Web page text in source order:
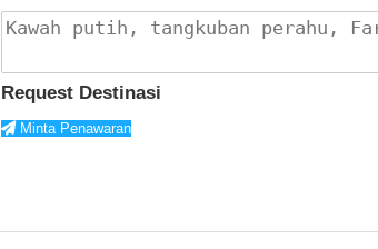
Request Destinasi
Minta Penawaran